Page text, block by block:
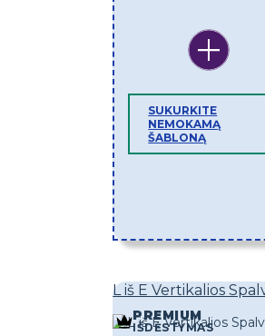
SUKURKITE
NEMOKAMĄ
ŠABLONĄ
L iš E Vertikalios
PREMIUM
IŠDĖSTYMAS